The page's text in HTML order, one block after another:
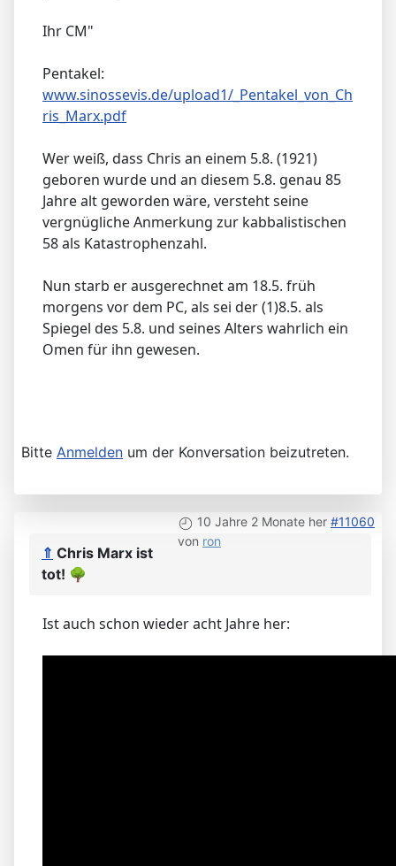
Ihr CM"
Pentakel:
www.sinossevis.de/upload1/_Pentakel_von_Ch
ris_Marx.pdf
Wer weiß, dass Chris an einem 5.8. (1921)
geboren wurde und an diesem 5.8. genau 85
Jahre alt geworden wäre, versteht seine
vergnügliche Anmerkung zur kabbalistischen
58 als Katastrophenzahl.
Nun starb er ausgerechnet am 18.5. früh
morgens vor dem PC, als sei der (1)8.5. als
Spiegel des 5.8. und seines Alters wahrlich ein
Omen für ihn gewesen.
Bitte Anmelden um der Konversation beizutreten.
10 Jahre 2 Monate her #11060
von ron
⇑ Chris Marx ist
tot! 🌳
Ist auch schon wieder acht Jahre her: